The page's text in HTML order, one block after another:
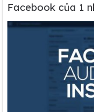
Facebook của 1